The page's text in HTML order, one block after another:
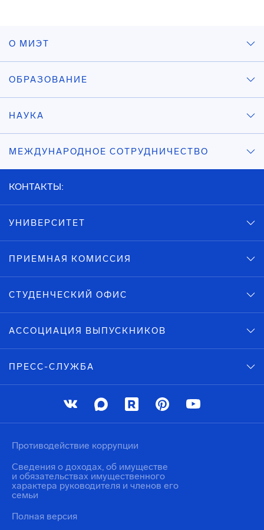
О МИЭТ
ОБРАЗОВАНИЕ
НАУКА
МЕЖДУНАРОДНОЕ СОТРУДНИЧЕСТВО
КОНТАКТЫ:
УНИВЕРСИТЕТ
ПРИЕМНАЯ КОМИССИЯ
СТУДЕНЧЕСКИЙ ОФИС
АССОЦИАЦИЯ ВЫПУСКНИКОВ
ПРЕСС-СЛУЖБА
Противодействие коррупции
Сведения о доходах, об имуществе
и обязательствах имущественного
характера руководителя и членов его
семьи
Полная версия